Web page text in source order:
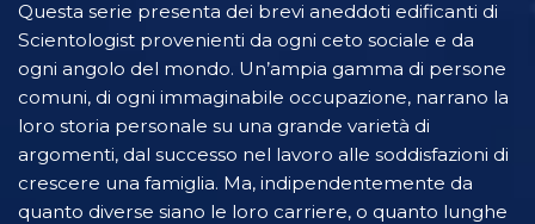
Questa serie presenta dei brevi aneddoti edificanti di
Scientologist provenienti da ogni ceto sociale e da
ogni angolo del mondo. Un’ampia gamma di persone
comuni, di ogni immaginabile occupazione, narrano la
loro storia personale su una grande varietà di
argomenti, dal successo nel lavoro alle soddisfazioni di
crescere una famiglia. Ma, indipendentemente da
quanto diverse siano le loro carriere, o quanto lunghe